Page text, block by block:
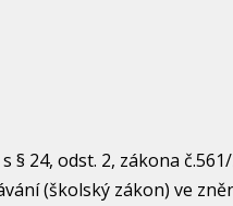
24, odst. 2, zákona
(školský zákon) ve